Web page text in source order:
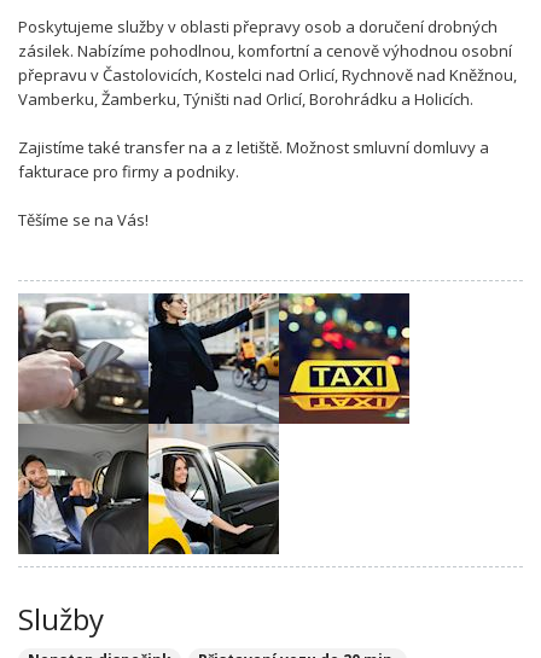
Poskytujeme služby v oblasti přepravy osob a doručení drobných
zásilek. Nabízíme pohodlnou, komfortní a cenově výhodnou osobní
přepravu v Častolovicích, Kostelci nad Orlicí, Rychnově nad Kněžnou,
Vamberku, Žamberku, Týništi nad Orlicí, Borohrádku a Holicích.
Zajistíme také transfer na a z letiště. Možnost smluvní domluvy a
fakturace pro firmy a podniky.
Těšíme se na Vás!
Služby